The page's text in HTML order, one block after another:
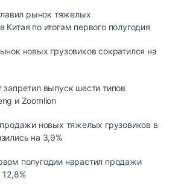
рынок тяжелых
Китая по итогам первого полугодия
новых грузовиков сократился на
запретил выпуск шести типов
и Zoomlion
продажи новых тяжелых грузовиков в
на 3,9%
полугодии нарастил продажи